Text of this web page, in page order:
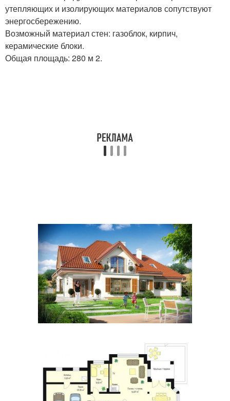
утепляющих и изолирующих материалов сопутствуют
энергосбережению.
Возможный материал стен: газоблок, кирпич,
керамические блоки.
Общая площадь: 280 м 2.